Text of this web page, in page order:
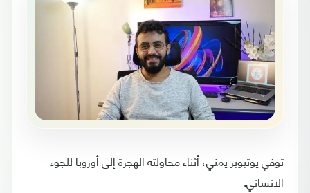
توفي يوتيوبر يمني، أثناء محاولته الهجرة إلى أوروبا للجوء
الانساني.